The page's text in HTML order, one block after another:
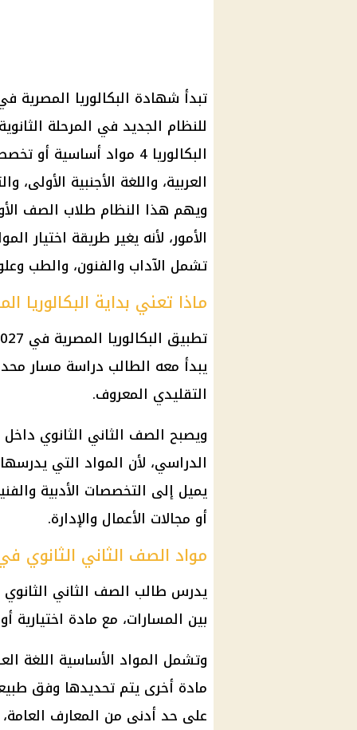
للنظام الجديد في المرحلة
البكالوريا 4 مواد
العربية، واللغة الأجنبية
ويهم هذا النظام طلاب الصف
تشمل الآداب والفنون، والطب
ماذا تعني بداية البكالوريا
يبدأ معه الطالب دراسة مسار
التقليدي المعروف.
ويصبح الصف الثاني الثانوي
الدراسي، لأن المواد التي
يميل إلى التخصصات الأدبية
أو مجالات الأعمال والإدارة.
مواد الصف الثاني الثانوي في
يدرس طالب الصف الثاني
بين المسارات، مع مادة
وتشمل المواد الأساسية اللغة
مادة أخرى يتم تحديدها وفق
على حد أدنى من المعارف